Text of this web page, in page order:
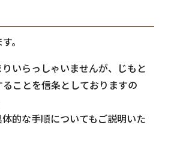
。
いらっしゃいませんが、じもと
ことを信条としておりますの
的な手順についてもご説明いた